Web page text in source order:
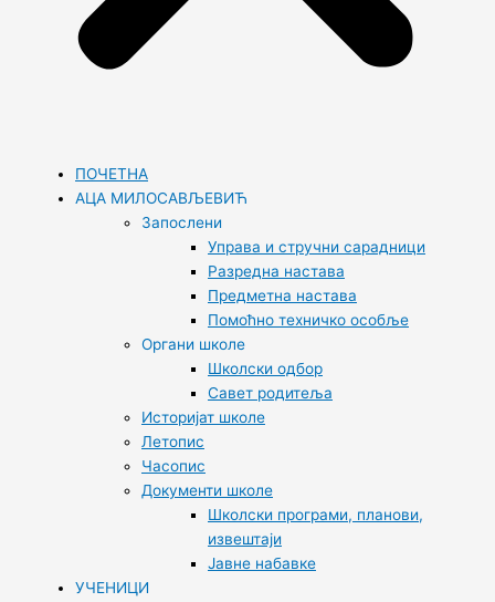
ПОЧЕТНА
АЦА МИЛОСАВЉЕВИЋ
Запослени
Управа и стручни сарадници
Разредна настава
Предметна настава
Помоћно техничко особље
Органи школе
Школски одбор
Савет родитеља
Историјат школе
Летопис
Часопис
Документи школе
Школски програми, планови,
извештаји
Јавне набавке
УЧЕНИЦИ